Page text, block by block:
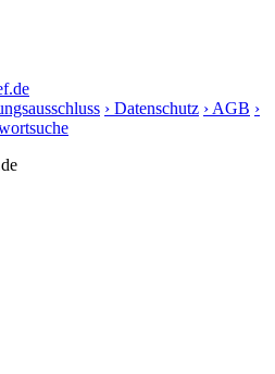
› Datenschutz › AGB ›